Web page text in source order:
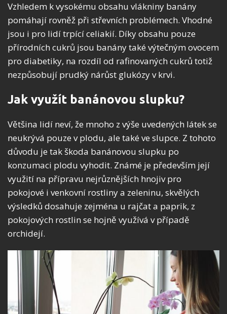
Vzhledem k vysokému obsahu vlákniny banány
pomáhají rovněž při střevních problémech. Vhodné
jsou i pro lidí trpící celiakií. Díky obsahu pouze
přírodních cukrů jsou banány také výtečným ovocem
pro diabetiky, na rozdíl od rafinovaných cukrů totiž
nezpůsobují prudký nárůst glukózy v krvi.
Jak využít banánovou slupku?
Většina lidí neví, že mnoho z výše uvedených látek se
neukrývá pouze v plodu, ale také ve slupce. Z tohoto
důvodu je tak škoda banánovou slupku po
konzumaci plodu vyhodit. Známé je především její
využití na přípravu nejrůznějších hnojiv pro
pokojové i venkovní rostliny a zeleninu, skvělých
výsledků dosahuje zejména u rajčat a paprik, z
pokojových rostlin se hojně využívá v případě
orchidejí.